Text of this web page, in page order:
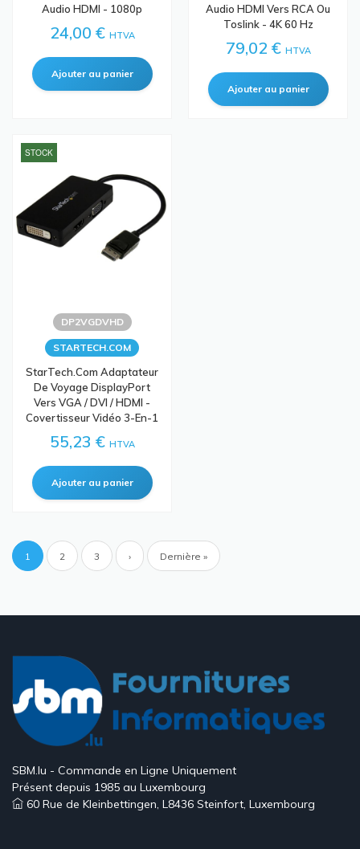
Audio HDMI - 1080p
24,00 € HTVA
Audio HDMI Vers RCA Ou
Toslink - 4K 60 Hz
79,02 € HTVA
STOCK
DP2VGDVHD
STARTECH.COM
StarTech.com Adaptateur
De Voyage DisplayPort
Vers VGA / DVI / HDMI -
Covertisseur Vidéo 3-En-1
55,23 € HTVA
Pagination
Page
1 Page
2 Page
3 Page
› Dernière
Dernière »
SBM.lu - Commande en Ligne Uniquement
Présent depuis 1985 au Luxembourg
60 Rue de Kleinbettingen, L8436 Steinfort, Luxembourg